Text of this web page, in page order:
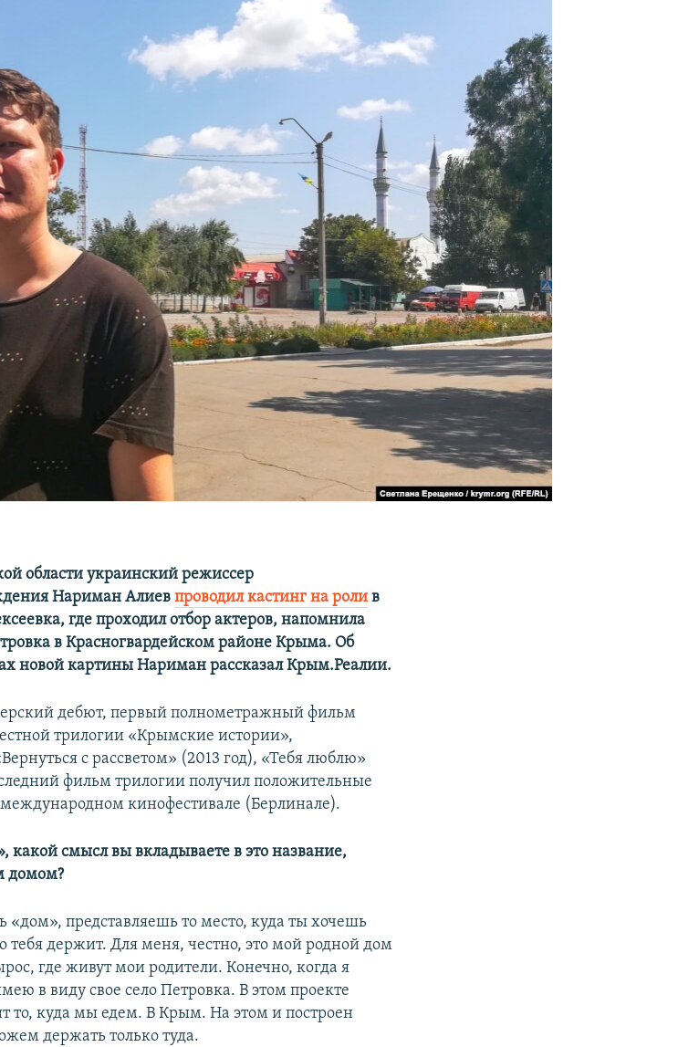
области украинский режиссер
Нариман Алиевпроводил кастинг на роли в
где проходил отбор актеров, напомнила
в Красногвардейском районе Крыма. Об
новой картины Нариман рассказал Крым.Реалии.
дебют, первый полнометражный фильм
трилогии «Крымские истории»,
с рассветом» (2013 год), «Тебя люблю»
фильм трилогии получил положительные
кинофестивале (Берлинале).
смысл вы вкладываете в это название,
домом?
«дом», представляешь то место, куда ты хочешь
тебя держит. Для меня, честно, это мой родной дом
где живут мои родители. Конечно, когда я
в виду свое село Петровка. В этом проекте
то, куда мы едем. В Крым. На этом и построен
держать только туда.